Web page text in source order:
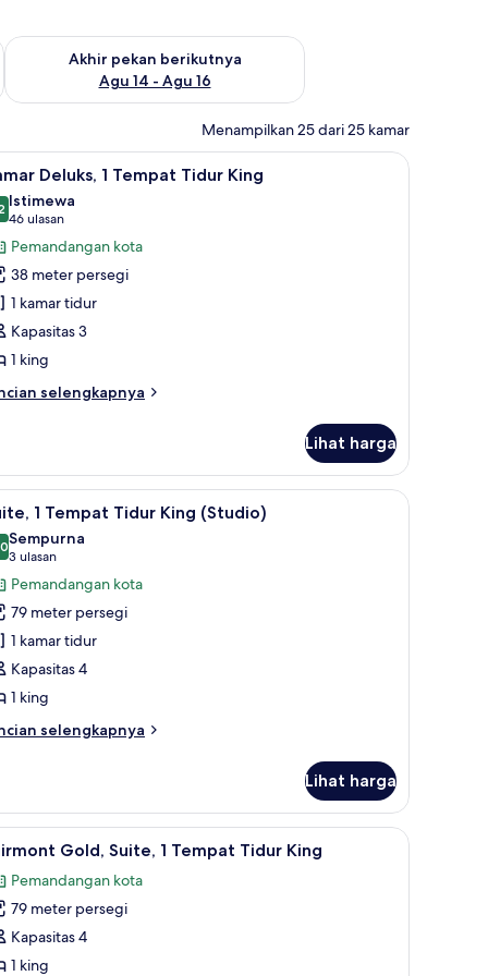
Agu 7 - Agu 9
Akhir pekan berikutnya
Agu 14 - Agu 16
Periksa ketersediaan untuk akhir pekan berikutnya Agu 14 -
Menampilkan 25 dari 25 kamar
minibar, dan brankas Seprai premium, bantalan ekstra lembut,
6 Deluks, 1 Tempat Tidur King
dari 10
Istimewa
46 ulasan
(46
ulasan)
Pemandangan kota
38 meter persegi
1 kamar tidur
Kapasitas 3
1 king
selengkapnya
Lihat harga
premium, bantalan ekstra lembut, minibar, dan brankas
Suite, 1 Tempat Tidur King (Studio) | Seprai
11 1 Tempat Tidur King (Studio)
dari 10
Sempurna
3 ulasan
(3
ulasan)
Pemandangan kota
79 meter persegi
1 kamar tidur
Kapasitas 4
1 king
selengkapnya
Lihat harga
minibar, dan brankas Seprai premium, bantalan ekstra lembut,
3 Gold, Suite, 1 Tempat Tidur King
Pemandangan kota
79 meter persegi
Kapasitas 4
1 king